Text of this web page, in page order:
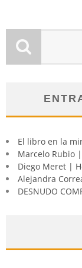
El libro en la
Marcelo Rubio
Diego Meret |
Alejandra
DESNUDO